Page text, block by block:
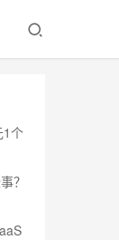
1个
？